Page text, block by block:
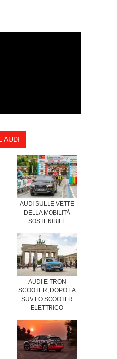
pochi, proprio come le sorelle a
Q8.
AUDI
AUDI SULLE VETTE
DELLA MOBILITÀ
SOSTENIBILE
AUDI E-TRON
SCOOTER, DOPO LA
SUV LO SCOOTER
ELETTRICO